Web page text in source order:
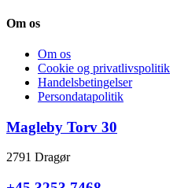
Om os
Om os
Cookie og privatlivspolitik
Handelsbetingelser
Persondatapolitik
Magleby Torv 30
2791 Dragør